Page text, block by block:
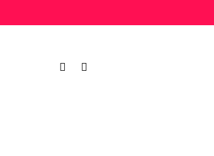
to
facebookinstagram